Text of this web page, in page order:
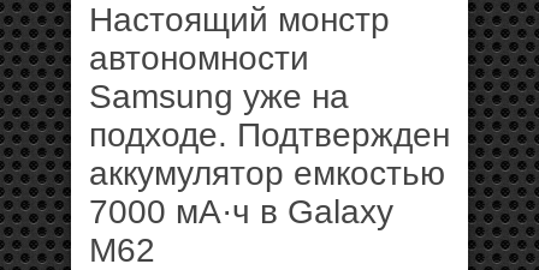
Настоящий монстр
автономности
Samsung уже на
подходе. Подтвержден
аккумулятор емкостью
7000 мА·ч в Galaxy
M62